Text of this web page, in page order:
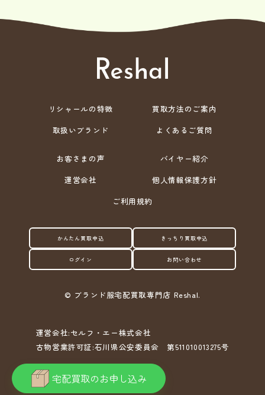
宅配買取のお申し込み
リシャールの特徴
買取方法のご案内
取扱いブランド
よくあるご質問
お客さまの声
バイヤー紹介
運営会社
個人情報保護方針
ご利用規約
かんたん買取申込 きっちり買取申込
ログイン お問い合わせ
© ブランド服宅配買取専門店 Reshal.
運営会社:セルフ・エー株式会社
古物営業許可証:石川県公安委員会 第511010013275号